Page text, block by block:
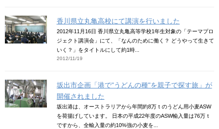
香川県立丸亀高校にて講演を行いました
2012年11月16日 香川県立丸亀高等学校1年生対象の「テーマプロ
ジェクト講演会」にて、「なんのために働く？ どうやって生きて
いく？」をタイトルにして約1時...
2012/11/19
坂出市企画「港で"うどんの種"を親子で探す旅」が
開催されました
坂出港は、オーストラリアから年間約8万ｔのうどん用小麦ASW
を荷揚げしています。 日本の平成22年度のASW輸入量は76万ｔ
ですから、全輸入量の約10%強の小麦を...